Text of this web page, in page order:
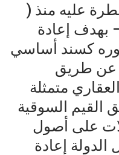
عليه منذ (
والآن ) – بهدف إعادة
كسند أساسي
عن طريق
متمثلة
السوقية
على أصول
الدولة إعادة